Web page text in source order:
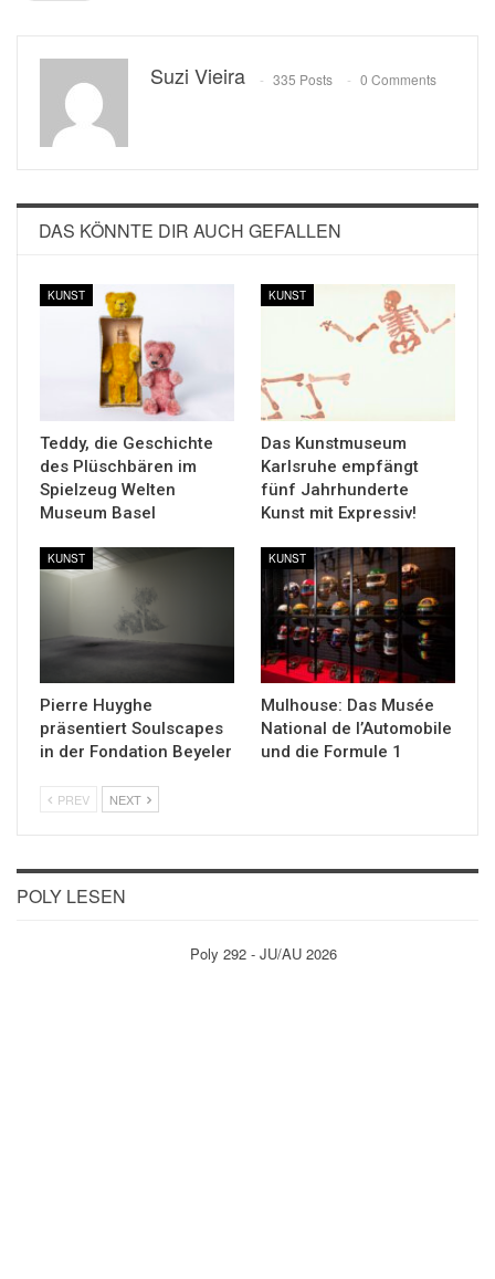
Suzi Vieira 335 Posts 0 Comments
DAS KÖNNTE DIR AUCH GEFALLEN
KUNST
Teddy, die Geschichte
des Plüschbären im
Spielzeug Welten
Museum Basel
KUNST
Das Kunstmuseum
Karlsruhe empfängt
fünf Jahrhunderte
Kunst mit Expressiv!
KUNST
Pierre Huyghe
präsentiert Soulscapes
in der Fondation Beyeler
KUNST
Mulhouse: Das Musée
National de l’Automobile
und die Formule 1
PREV NEXT
POLY LESEN
Poly 292 - JU/AU 2026